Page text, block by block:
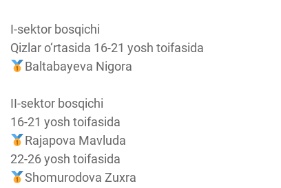
I-sektor bosqichi
Qizlar o‘rtasida 16-21 yosh toifasida
Baltabayeva Nigora
II-sektor bosqichi
16-21 yosh toifasida
Rajapova Mavluda
22-26 yosh toifasida
Shomurodova Zuxra